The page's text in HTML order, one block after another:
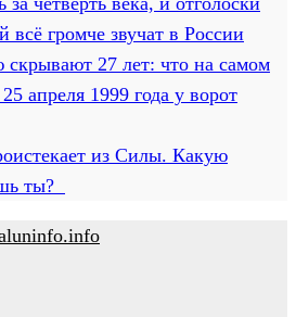
всё громче звучат в России
скрывают 27 лет: что на самом
апреля 1999 года у ворот
из Силы. Какую
ты?